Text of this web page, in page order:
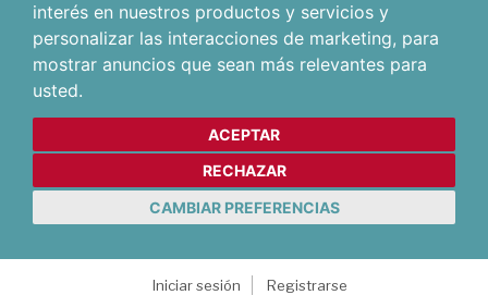
interés en nuestros productos y servicios y
personalizar las interacciones de marketing, para
mostrar anuncios que sean más relevantes para
usted.
ACEPTAR
RECHAZAR
CAMBIAR PREFERENCIAS
Iniciar sesión
Registrarse